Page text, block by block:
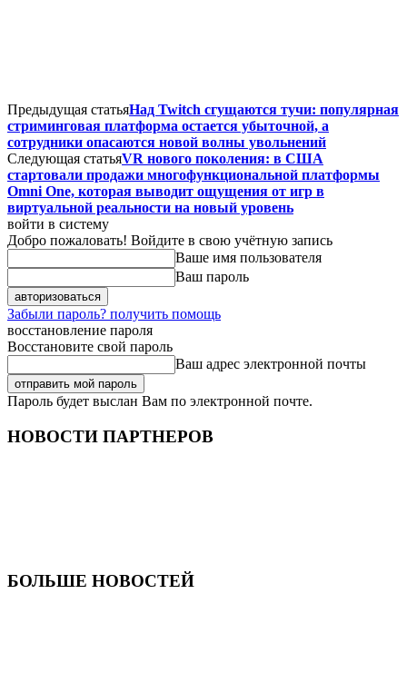
Предыдущая статьяНад Twitch сгущаются тучи: популярная
стриминговая платформа остается убыточной, а
сотрудники опасаются новой волны увольнений
Следующая статьяVR нового поколения: в США
стартовали продажи многофункциональной платформы
Omni One, которая выводит ощущения от игр в
виртуальной реальности на новый уровень
войти в систему
Добро пожаловать! Войдите в свою учётную запись
Ваше имя пользователя
Ваш пароль
Забыли пароль? получить помощь
восстановление пароля
Восстановите свой пароль
Ваш адрес электронной почты
Пароль будет выслан Вам по электронной почте.
НОВОСТИ ПАРТНЕРОВ
БОЛЬШЕ НОВОСТЕЙ